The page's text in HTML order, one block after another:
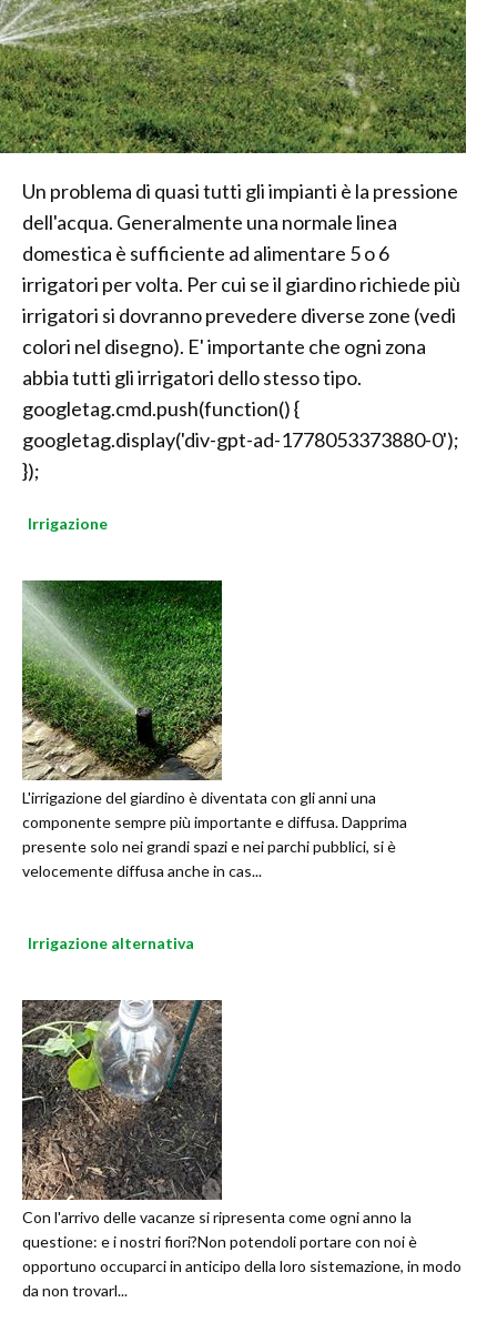
Un problema di quasi tutti gli impianti è la pressione
dell'acqua. Generalmente una normale linea
domestica è sufficiente ad alimentare 5 o 6
irrigatori per volta. Per cui se il giardino richiede più
irrigatori si dovranno prevedere diverse zone (vedi
colori nel disegno). E' importante che ogni zona
abbia tutti gli irrigatori dello stesso tipo.
googletag.cmd.push(function() {
googletag.display('div-gpt-ad-1778053373880-0');
});
Irrigazione
L'irrigazione del giardino è diventata con gli anni una
componente sempre più importante e diffusa. Dapprima
presente solo nei grandi spazi e nei parchi pubblici, si è
velocemente diffusa anche in cas...
Irrigazione alternativa
Con l'arrivo delle vacanze si ripresenta come ogni anno la
questione: e i nostri fiori?Non potendoli portare con noi è
opportuno occuparci in anticipo della loro sistemazione, in modo
da non trovarl...